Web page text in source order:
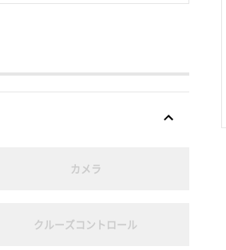
カメラ
クルーズコントロール